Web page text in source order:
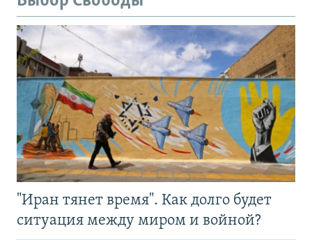
"Иран тянет время". Как долго будет
ситуация между миром и войной?